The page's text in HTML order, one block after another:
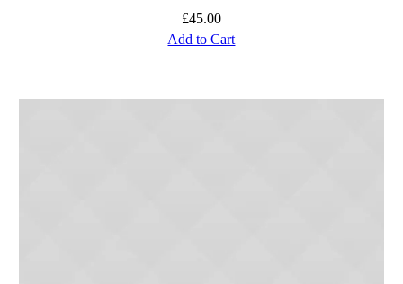
£45.00
Add to Cart